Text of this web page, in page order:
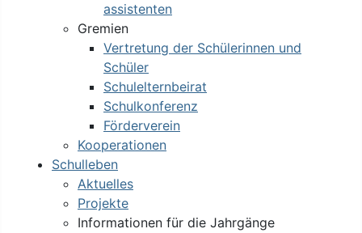
assistenten
Gremien
Vertretung der Schülerinnen und
Schüler
Schulelternbeirat
Schulkonferenz
Förderverein
Kooperationen
Schulleben
Aktuelles
Projekte
Informationen für die Jahrgänge